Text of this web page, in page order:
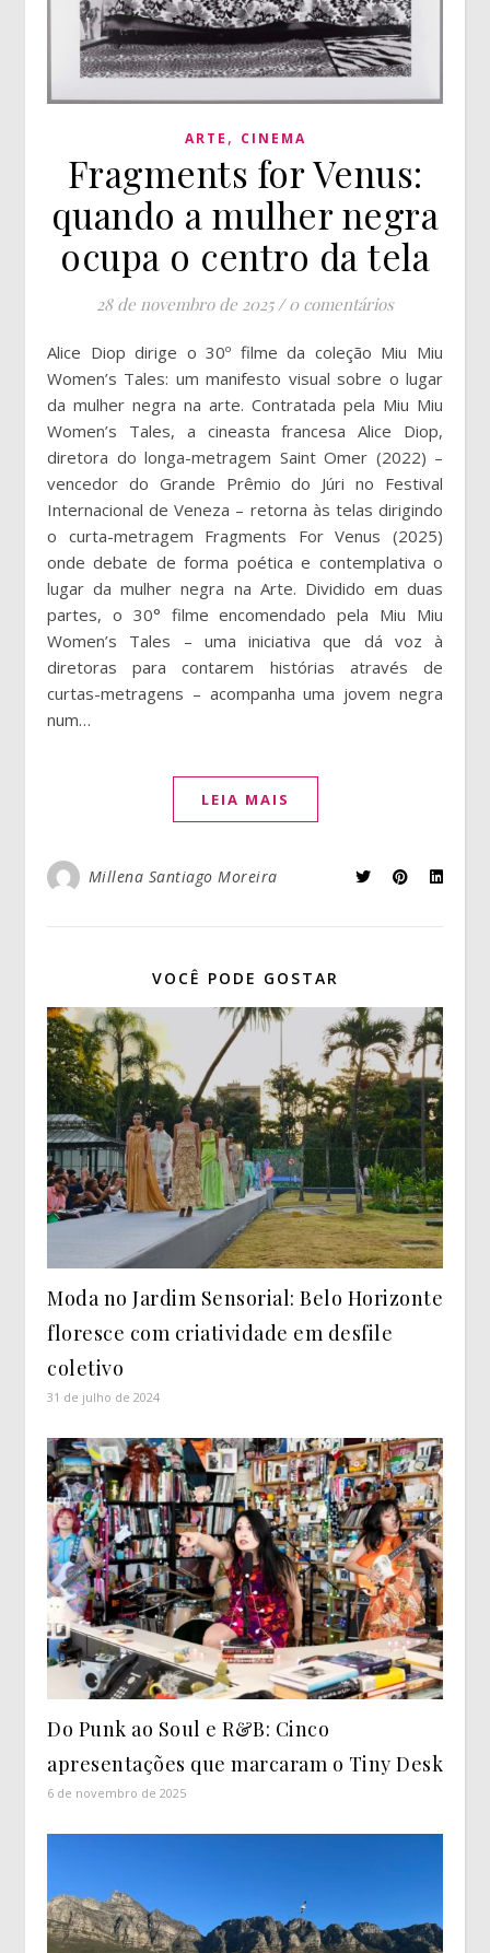
ARTE , CINEMA
Fragments for Venus:
quando a mulher negra
ocupa o centro da tela
28 de novembro de 2025 / 0 comentários
Alice Diop dirige o 30º filme da coleção Miu Miu
Women’s Tales: um manifesto visual sobre o lugar
da mulher negra na arte. Contratada pela Miu Miu
Women’s Tales, a cineasta francesa Alice Diop,
diretora do longa-metragem Saint Omer (2022) –
vencedor do Grande Prêmio do Júri no Festival
Internacional de Veneza – retorna às telas dirigindo
o curta-metragem Fragments For Venus (2025)
onde debate de forma poética e contemplativa o
lugar da mulher negra na Arte. Dividido em duas
partes, o 30° filme encomendado pela Miu Miu
Women’s Tales – uma iniciativa que dá voz à
diretoras para contarem histórias através de
curtas-metragens – acompanha uma jovem negra
num…
LEIA MAIS
Millena Santiago Moreira
VOCÊ PODE GOSTAR
Moda no Jardim Sensorial: Belo Horizonte
floresce com criatividade em desfile
coletivo
31 de julho de 2024
Do Punk ao Soul e R&B: Cinco
apresentações que marcaram o Tiny Desk
6 de novembro de 2025